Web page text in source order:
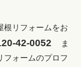
根リフォームをお
42-0052
ま
フォームのプロフ